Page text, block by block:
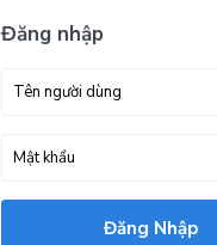
Đăng nhập
Đăng Nhập